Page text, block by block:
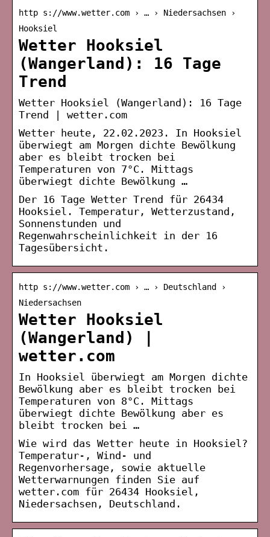
http s://www.wetter.com › … › Niedersachsen ›
Hooksiel
Wetter Hooksiel
(Wangerland): 16 Tage
Trend
Wetter Hooksiel (Wangerland): 16 Tage
Trend | wetter.com
Wetter heute, 22.02.2023. In Hooksiel
überwiegt am Morgen dichte Bewölkung
aber es bleibt trocken bei
Temperaturen von 7°C. Mittags
überwiegt dichte Bewölkung …
Der 16 Tage Wetter Trend für 26434
Hooksiel. Temperatur, Wetterzustand,
Sonnenstunden und
Regenwahrscheinlichkeit in der 16
Tagesübersicht.
http s://www.wetter.com › … › Deutschland ›
Niedersachsen
Wetter Hooksiel
(Wangerland) |
wetter.com
In Hooksiel überwiegt am Morgen dichte
Bewölkung aber es bleibt trocken bei
Temperaturen von 8°C. Mittags
überwiegt dichte Bewölkung aber es
bleibt trocken bei …
Wie wird das Wetter heute in Hooksiel?
Temperatur-, Wind- und
Regenvorhersage, sowie aktuelle
Wetterwarnungen finden Sie auf
wetter.com für 26434 Hooksiel,
Niedersachsen, Deutschland.